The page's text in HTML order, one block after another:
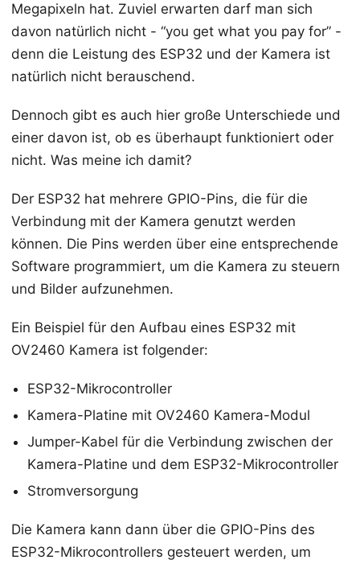
Megapixeln hat. Zuviel erwarten darf man sich
davon natürlich nicht - “you get what you pay for” -
denn die Leistung des ESP32 und der Kamera ist
natürlich nicht berauschend.
Dennoch gibt es auch hier große Unterschiede und
einer davon ist, ob es überhaupt funktioniert oder
nicht. Was meine ich damit?
Der ESP32 hat mehrere GPIO-Pins, die für die
Verbindung mit der Kamera genutzt werden
können. Die Pins werden über eine entsprechende
Software programmiert, um die Kamera zu steuern
und Bilder aufzunehmen.
Ein Beispiel für den Aufbau eines ESP32 mit
OV2460 Kamera ist folgender:
ESP32-Mikrocontroller
Kamera-Platine mit OV2460 Kamera-Modul
Jumper-Kabel für die Verbindung zwischen der
Kamera-Platine und dem ESP32-Mikrocontroller
Stromversorgung
Die Kamera kann dann über die GPIO-Pins des
ESP32-Mikrocontrollers gesteuert werden, um